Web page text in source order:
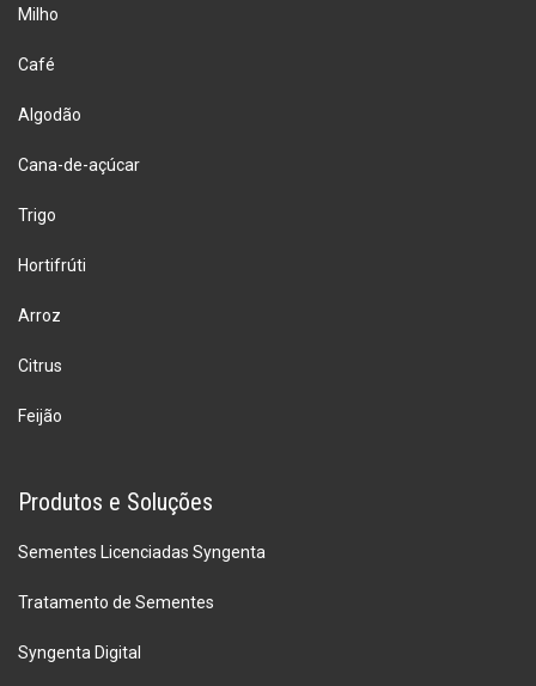
Milho
Café
Algodão
Cana-de-açúcar
Trigo
Hortifrúti
Arroz
Citrus
Feijão
Produtos e Soluções
Sementes Licenciadas Syngenta
Tratamento de Sementes
Syngenta Digital